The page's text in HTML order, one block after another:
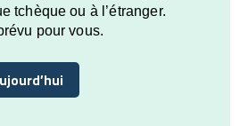
tchèque ou à l’étranger.
pour vous.